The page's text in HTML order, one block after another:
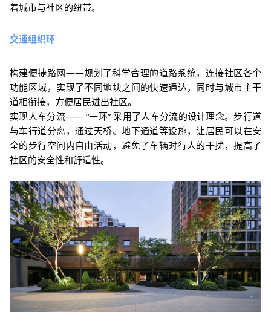
着城市与社区的纽带。
交通组织环
构建便捷路网——规划了科学合理的道路系统，连接社区各个
功能区域，实现了不同地块之间的快速通达，同时与城市主干
道相衔接，方便居民进出社区。
实现人车分流—— “一环” 采用了人车分流的设计理念。步行道
与车行道分离，通过天桥、地下通道等设施，让居民可以在安
全的步行空间内自由活动，避免了车辆对行人的干扰，提高了
社区的安全性和舒适性。